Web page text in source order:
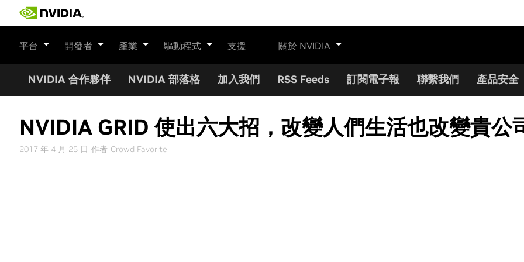
平台 開發者 產業 驅動程式 支援 關於 NVIDIA
NVIDIA 合作夥伴 NVIDIA 部落格 加入我們 RSS Feeds 訂閱電子報 聯繫我們 產品安全
NVIDIA GRID 使出六大招，改變人們生活也改變貴公
2017 年 4 月 25 日 作者 Crowd Favorite